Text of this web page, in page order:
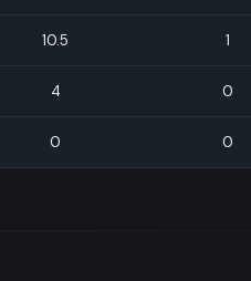
10.5 1
4 0
0 0